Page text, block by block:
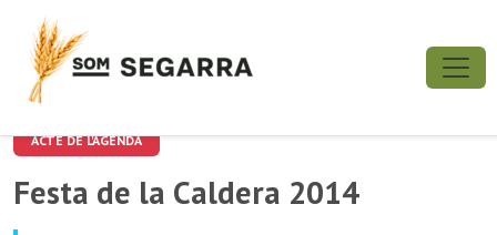
ACTE DE L'AGENDA
Festa de la Caldera 2014